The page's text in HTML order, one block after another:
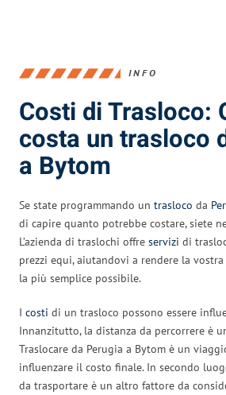
INFO
Costi di Trasloco:
costa un trasloco
a Bytom
Se state programmando un trasloco da
di capire quanto potrebbe costare, siete
L’azienda di traslochi offre servizi di
prezzi equi, aiutandovi a rendere la
la più semplice possibile.
I costi di un trasloco possono essere
Innanzitutto, la distanza da percorrere è
Traslocare da Perugia a Bytom è un
influenzare il costo finale. In secondo
da trasportare è un altro fattore da